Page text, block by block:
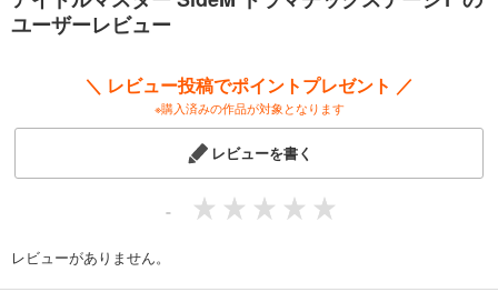
ユーザーレビュー
＼ レビュー投稿でポイントプレゼント ／
※購入済みの作品が対象となります
レビューを書く
-
レビューがありません。